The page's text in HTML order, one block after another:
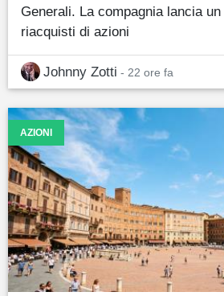
Generali. La compagnia lancia
riacquisti di azioni
Johnny Zotti - 22 ore fa
AZIONI